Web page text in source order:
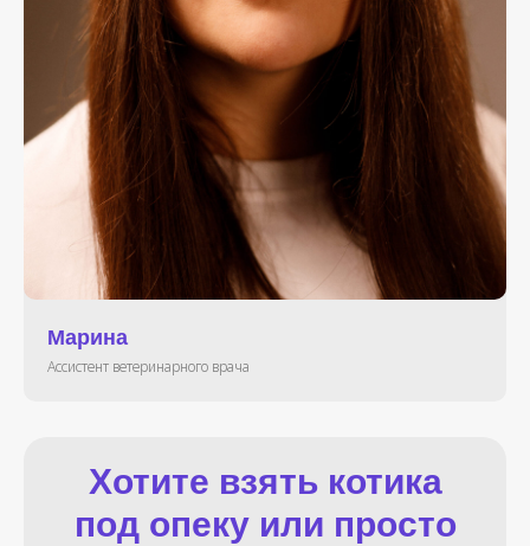
Марина
Ассистент ветеринарного врача
Хотите взять котика
под опеку или просто